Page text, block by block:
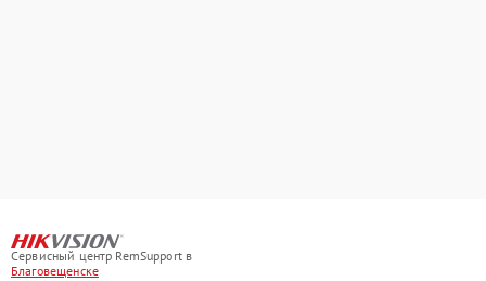
Сервисный центр RemSupport в
Благовещенске